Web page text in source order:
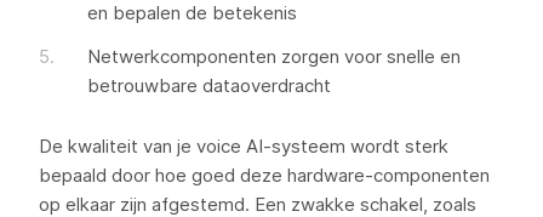
en bepalen de betekenis
Netwerkcomponenten zorgen voor snelle en
betrouwbare dataoverdracht
De kwaliteit van je voice AI-systeem wordt sterk
bepaald door hoe goed deze hardware-componenten
op elkaar zijn afgestemd. Een zwakke schakel, zoals